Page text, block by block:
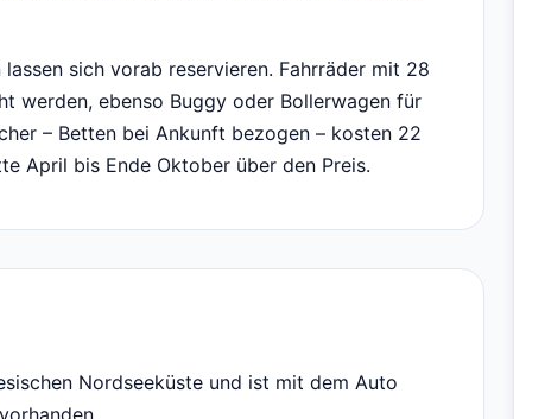
sich vorab reservieren. Fahrräder mit 28
werden, ebenso Buggy oder Bollerwagen für
– Betten bei Ankunft bezogen – kosten 22
April bis Ende Oktober über den Preis.
Nordseeküste und ist mit dem Auto